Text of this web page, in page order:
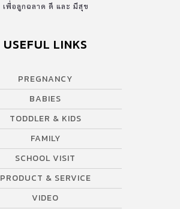
เพื่อลูกฉลาด ดี และ มีสุข
USEFUL LINKS
PREGNANCY
BABIES
TODDLER & KIDS
FAMILY
SCHOOL VISIT
PRODUCT & SERVICE
VIDEO